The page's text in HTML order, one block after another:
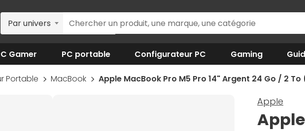
Par univers
Gamer PC portable Configurateur PC Gaming
Portable MacBook Apple MacBook Pro M5 Pro 14" Argent 24 Go / 2 To
Apple